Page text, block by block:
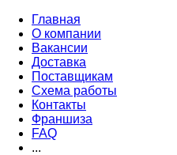
Главная
О компании
Вакансии
Доставка
Поставщикам
Схема работы
Контакты
Франшиза
FAQ
...